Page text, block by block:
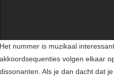
Het nummer is muzikaal
akkoordsequenties volgen elkaar
dissonanten. Als je dan dacht dat